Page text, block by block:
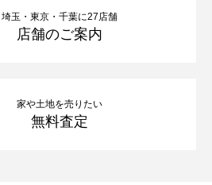
埼玉・東京・千葉に27店舗
店舗のご案内
家や土地を売りたい
無料査定